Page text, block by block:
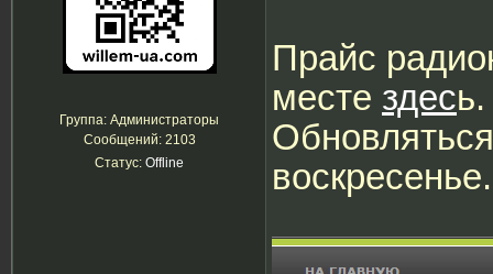
Группа: Администраторы
Сообщений: 2103
Статус: Offline
Прайс
месте здесь.
воскресенье.